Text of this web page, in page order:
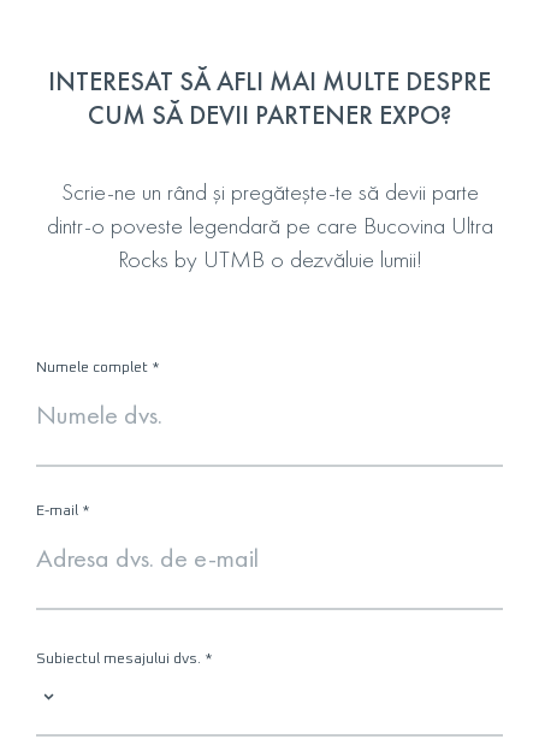
INTERESAT SĂ AFLI MAI MULTE DESPRE
CUM SĂ DEVII PARTENER EXPO?
Scrie-ne un rând și pregătește-te să devii parte
dintr-o poveste legendară pe care Bucovina Ultra
Rocks by UTMB o dezvăluie lumii!
Numele complet *
E-mail *
Subiectul mesajului dvs. *